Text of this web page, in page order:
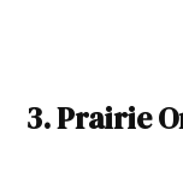
3. Prairie